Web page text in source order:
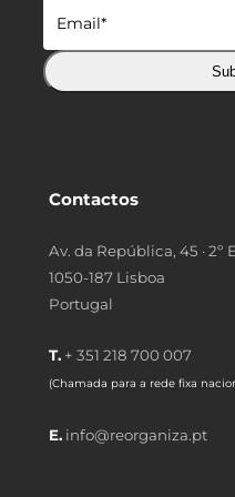
Contactos
Av. da República, 45 · 2º
1050-187 Lisboa
Portugal
T. + 351 218 700 007
(Chamada para a rede fixa
E. info@reorganiza.pt